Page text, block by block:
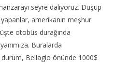
seyre dalıyoruz. Düşüp
amerikanın meşhur
otobüs durağında
Buralarda
Bellagio önünde 1000$